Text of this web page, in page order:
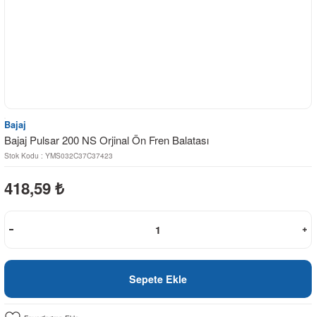
Bajaj
Bajaj Pulsar 200 NS Orjinal Ön Fren Balatası
Stok Kodu : YMS032C37C37423
418,59 ₺
Sepete Ekle